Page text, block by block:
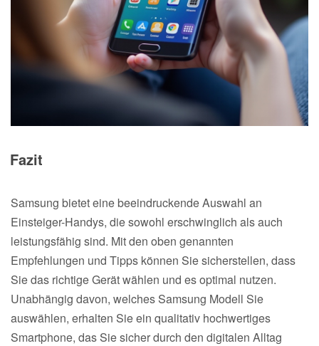
Fazit
Samsung bietet eine beeindruckende Auswahl an
Einsteiger-Handys, die sowohl erschwinglich als auch
leistungsfähig sind. Mit den oben genannten
Empfehlungen und Tipps können Sie sicherstellen, dass
Sie das richtige Gerät wählen und es optimal nutzen.
Unabhängig davon, welches Samsung Modell Sie
auswählen, erhalten Sie ein qualitativ hochwertiges
Smartphone, das Sie sicher durch den digitalen Alltag